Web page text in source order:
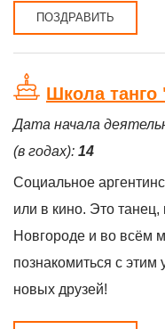
ПОЗДРАВИТЬ
Школа танго
Дата начала
(в годах): 14
Социальное
или в кино. Это
Новгороде и во всём
познакомиться с
новых друзей!